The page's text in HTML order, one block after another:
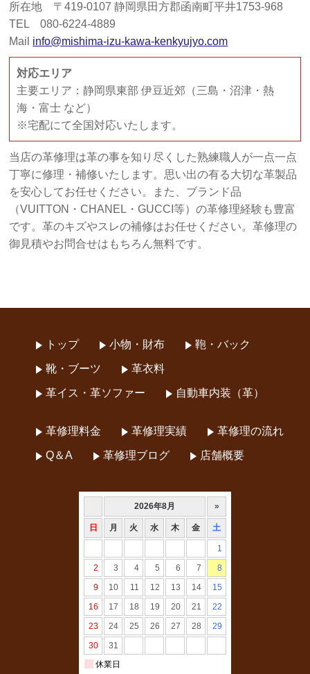
所在地 〒419-0107 静岡県田方郡函南町平井1753-968
TEL 080-6224-4889
Mail info@mishima-izu-kawa-kenkyujyo.com
対応エリア
主要エリア：静岡県東部 伊豆近郊（三島・沼津・熱
海・富士 など）
※宅配にて全国対応いたします。
当店の革修理は革の事を知り尽くした熟練職人が一点一点
丁寧に修理・補修いたします。思い出の有る大切な革製品
を安心してお任せください。また、ブランド品
（VUITTON・CHANEL・GUCCI等）の革修理経験も豊富
です。革のキズやスレの補修はお任せください。革修理の
御見積やお問合せはもちろん無料です。
トップ 小物・財布 鞄・バック
靴・ブーツ 革衣料
革イス・革ソファー 自動車内装（革）
革修理料金 革修理実績 革修理の流れ
Q＆A 革修理ブログ 店舗概要